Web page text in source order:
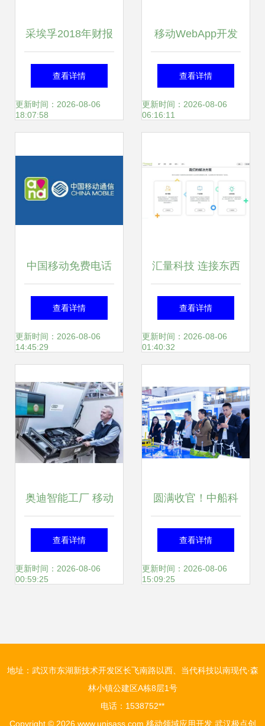
采埃孚2018年财报
销售额持续增长，
移动领域全球布局
查看详情
更新时间：2026-08-06
18:07:58
移动WebApp开发
流程与工具选择
查看详情
更新时间：2026-08-06
06:16:11
中国移动免费电话
产品“和飞信”登
场，移动领域应用
查看详情
更新时间：2026-08-06
14:45:29
汇量科技 连接东西
方市场的‘卖水人’与
移动领域的超级赋
查看详情
更新时间：2026-08-06
01:40:32
奥迪智能工厂 移动
应用开发如何重塑
未来制造新范式
查看详情
更新时间：2026-08-06
00:59:25
圆满收官！中船科
技CWP2025精彩
回顾 移动领域应用
查看详情
更新时间：2026-08-06
15:09:25
地址：武汉市东湖新技术开发区长飞南路以西、当代科技以南现代·森
林小镇公建区A栋8层1号
电话：1538752**
Copyright © 2026 www.unisass.com 移动领域应用开发 武汉极点创